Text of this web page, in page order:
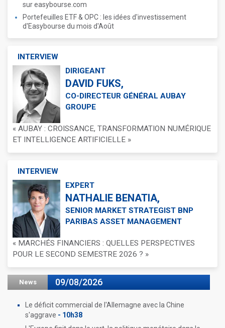
sur easybourse.com
Portefeuilles ETF & OPC : les idées d'investissement
d'Easybourse du mois d'Août
INTERVIEW
DIRIGEANT
DAVID FUKS,
CO-DIRECTEUR GÉNÉRAL AUBAY
GROUPE
« AUBAY : CROISSANCE, TRANSFORMATION NUMÉRIQUE
ET INTELLIGENCE ARTIFICIELLE »
INTERVIEW
EXPERT
NATHALIE BENATIA,
SENIOR MARKET STRATEGIST BNP
PARIBAS ASSET MANAGEMENT
« MARCHÉS FINANCIERS : QUELLES PERSPECTIVES
POUR LE SECOND SEMESTRE 2026 ? »
News 09/08/2026
Le déficit commercial de l'Allemagne avec la Chine
s'aggrave - 10h38